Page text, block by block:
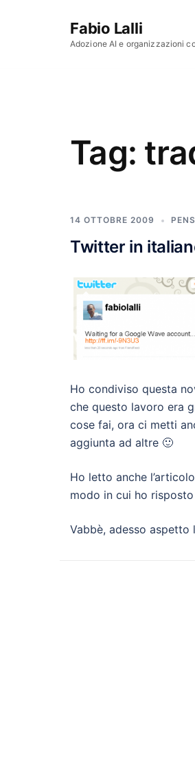
Fabio Lalli
Adozione AI e organizzazioni
Tag:
14 OTTOBRE 2009
Twitter in
Ho condiviso questa
che questo lavoro era
cose fai, ora ci metti
aggiunta ad altre 🙂
Ho letto anche
modo in cui ho risposto
Vabbè, adesso aspetto